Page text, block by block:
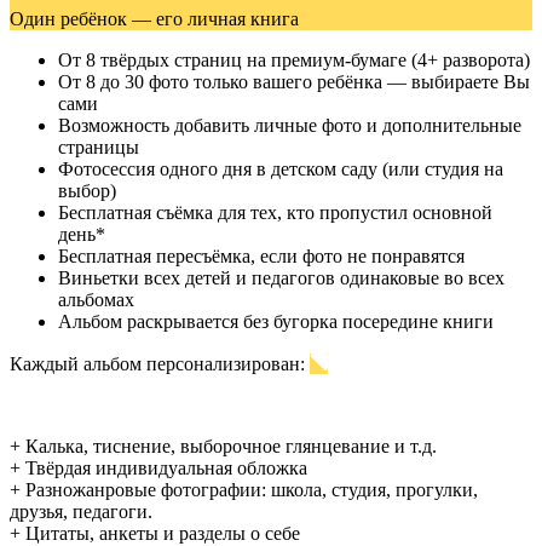
Один ребёнок — его личная книга
От 8 твёрдых страниц на премиум-бумаге (4+ разворота)
От 8 до 30 фото только вашего ребёнка — выбираете Вы
сами
Возможность добавить личные фото и дополнительные
страницы
Фотосессия одного дня в детском саду (или студия на
выбор)
Бесплатная съёмка для тех, кто пропустил основной
день*
Бесплатная пересъёмка, если фото не понравятся
Виньетки всех детей и педагогов одинаковые во всех
альбомах
Альбом раскрывается без бугорка посередине книги
Каждый альбом персонализирован:
+ Калька, тиснение, выборочное глянцевание и т.д.
+ Твёрдая индивидуальная обложка
+ Разножанровые фотографии: школа, студия, прогулки,
друзья, педагоги.
+ Цитаты, анкеты и разделы о себе